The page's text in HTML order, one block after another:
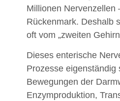
Millionen Nervenzellen
Rückenmark. Deshalb
oft vom „zweiten
Dieses enterische
Prozesse eigenständig
Bewegungen der
Enzymproduktion,